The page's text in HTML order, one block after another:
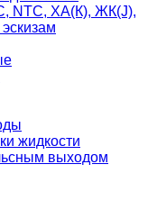
NTC, ХА(К), ЖК(J),
жидкости
выходом